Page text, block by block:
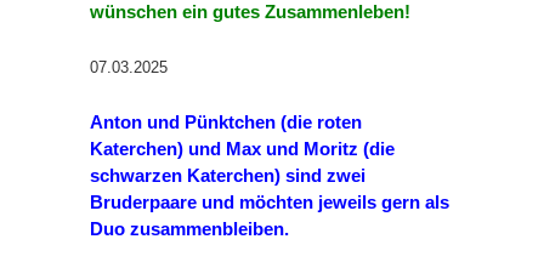
wünschen ein gutes Zusammenleben!
07.03.2025
Anton und Pünktchen (die roten
Katerchen) und Max und Moritz (die
schwarzen Katerchen) sind zwei
Bruderpaare und möchten jeweils gern als
Duo zusammenbleiben.